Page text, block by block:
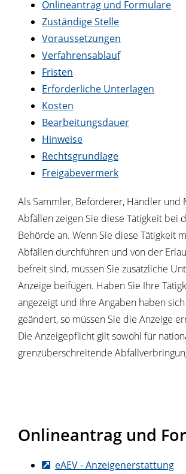
Onlineantrag und Formulare
Zuständige Stelle
Voraussetzungen
Verfahrensablauf
Fristen
Erforderliche Unterlagen
Kosten
Bearbeitungsdauer
Hinweise
Rechtsgrundlage
Freigabevermerk
Als Sammler, Beförderer, Händler und
Abfällen zeigen Sie diese Tätigkeit bei
Behörde an. Wenn Sie diese Tätigkeit
Abfällen durchführen und von der
befreit sind, müssen Sie zusätzliche
Anzeige beifügen. Haben Sie Ihre
angezeigt und Ihre Angaben haben
geändert, so müssen Sie die Anzeige
Die Anzeigepflicht gilt sowohl für
grenzüberschreitende
Onlineantrag und
eAEV - Anzeigenerstattung